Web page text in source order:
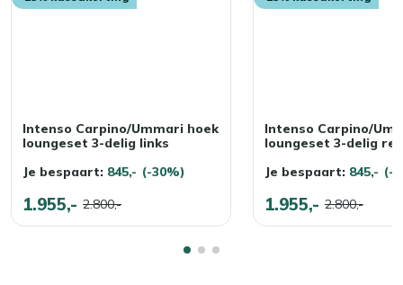
Intenso Carpino/Ummari hoek
loungeset 3-delig links
Je bespaart: 845,- (-30%)
1.955,- 2.800,-
Intenso Carpino/
loungeset 3-delig
Je bespaart: 845,- (-
1.955,- 2.800,-